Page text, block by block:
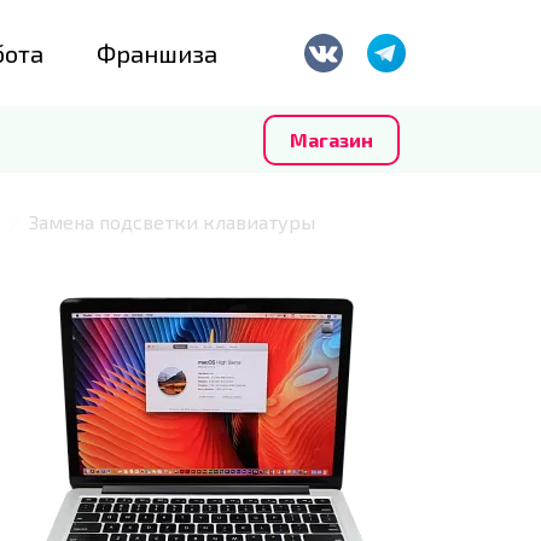
Франшиза
Магазин
Замена подсветки клавиатуры